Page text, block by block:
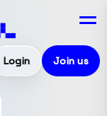
Login Join us